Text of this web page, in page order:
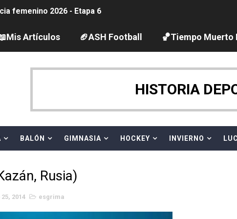
femenino 2026 - Etapa 6
Baseball League 2026
Europa en aguas abiertas 2026 (París, Francia) - Dobletes
Europa de pentatlón moderno 2026 (Estambul, Turquía)
Europa de natación artística 2026 (París, Francia) -
Basketball League 2026 - Playoffs
Artículos 🏈ASH Football 🏀Tiempo Muerto
HISTORIA
BALÓN GIMNASIA HOCKEY INVIERNO
Rusia)
2014 esgrima